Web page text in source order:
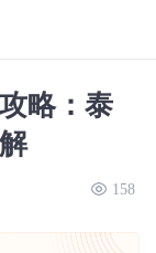
略：泰
158